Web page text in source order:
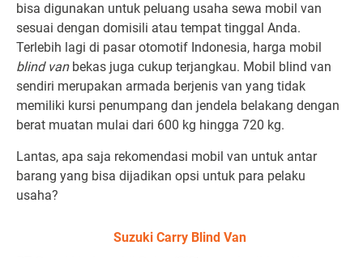
bisa digunakan untuk peluang usaha sewa mobil van
sesuai dengan domisili atau tempat tinggal Anda.
Terlebih lagi di pasar otomotif Indonesia, harga mobil
blind van bekas juga cukup terjangkau. Mobil blind van
sendiri merupakan armada berjenis van yang tidak
memiliki kursi penumpang dan jendela belakang dengan
berat muatan mulai dari 600 kg hingga 720 kg.
Lantas, apa saja rekomendasi mobil van untuk antar
barang yang bisa dijadikan opsi untuk para pelaku
usaha?
Suzuki Carry Blind Van